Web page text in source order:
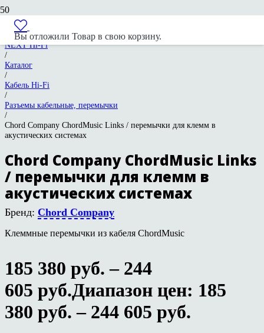
Вы отложили Товар в свою корзину.
NEXT Hi-Fi
/
Каталог
/
Кабель Hi-Fi
/
Разъемы кабельные, перемычки
/
Chord Company ChordMusic Links / перемычки для клемм в
акустических системах
Chord Company ChordMusic Links
/ перемычки для клемм в
акустических системах
Бренд: Chord Company
Клеммные перемычки из кабеля ChordMusic
185 380 руб. – 244
605 руб.Диапазон цен: 185
380 руб. – 244 605 руб.